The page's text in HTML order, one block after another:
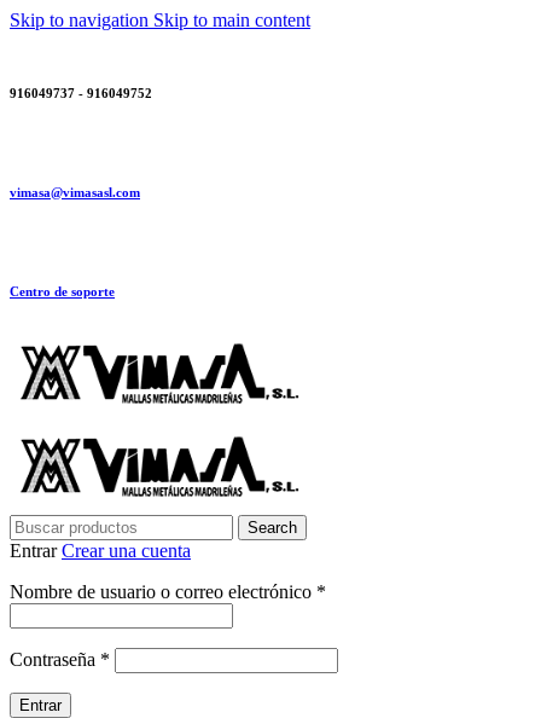
Skip to navigation Skip to main content
916049737 - 916049752
vimasa@vimasasl.com
Centro de soporte
Search
EntrarCrear una cuenta
Nombre de usuario o correo electrónico *
Contraseña *
Entrar